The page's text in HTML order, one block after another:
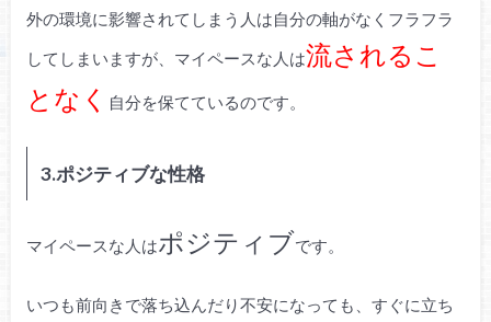
外の環境に影響されてしまう人は自分の軸がなくフラフラ
してしまいますが、マイペースな人は流されるこ
となく
自分を保てているのです。
3.ポジティブな性格
マイペースな人はポジティブです。
いつも前向きで落ち込んだり不安になっても、すぐに立ち